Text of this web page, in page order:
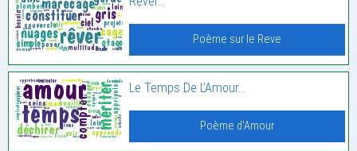
Poème sur le Reve
Le Temps De L’Amour…
Poème d'Amour